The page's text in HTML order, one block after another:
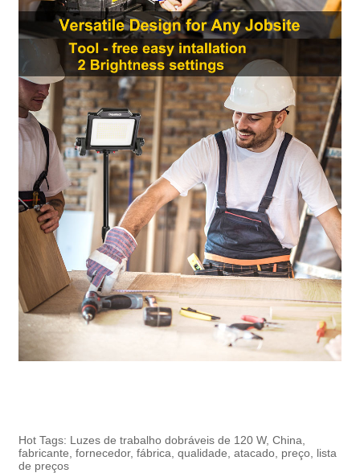
Hot Tags: Luzes de trabalho dobráveis ​​de 120 W, China,
fabricante, fornecedor, fábrica, qualidade, atacado, preço, lista
de preços